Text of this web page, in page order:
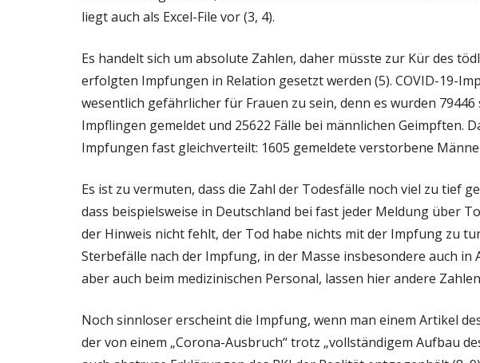
liegt auch als Excel-File vor (3, 4).
Es handelt sich um absolute Zahlen, daher müsste zur Kür des
erfolgten Impfungen in Relation gesetzt werden (5). COVID-19-
wesentlich gefährlicher für Frauen zu sein, denn es wurden 79446
Impflingen gemeldet und 25622 Fälle bei männlichen Geimpften.
Impfungen fast gleichverteilt: 1605 gemeldete verstorbene
Es ist zu vermuten, dass die Zahl der Todesfälle noch viel zu tief
dass beispielsweise in Deutschland bei fast jeder Meldung über
der Hinweis nicht fehlt, der Tod habe nichts mit der Impfung zu
Sterbefälle nach der Impfung, in der Masse insbesondere auch
aber auch beim medizinischen Personal, lassen hier andere
Noch sinnloser erscheint die Impfung, wenn man einem Artikel
der von einem „Corona-Ausbruch“ trotz „vollständigem Aufbau